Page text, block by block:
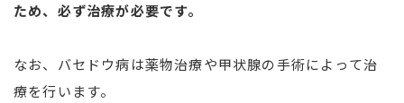
ため、必ず治療が必要です。
なお、バセドウ病は薬物治療や甲状腺の手術によって治
療を行います。